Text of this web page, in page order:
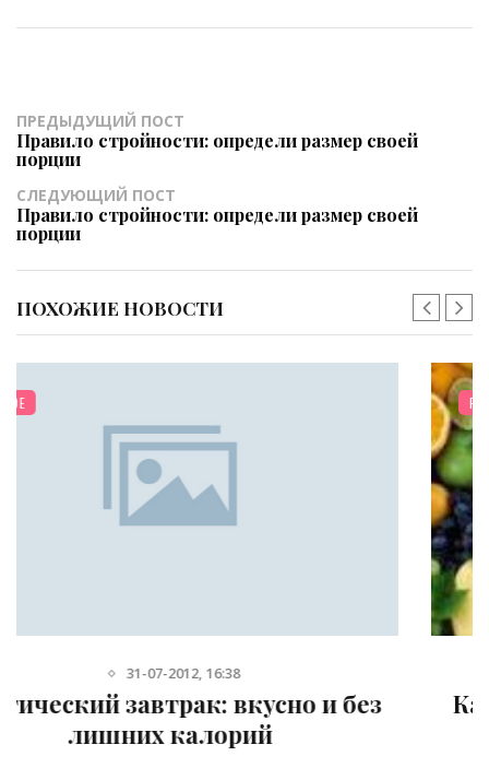
ПРЕДЫДУЩИЙ ПОСТ
Правило стройности: определи размер своей
порции
СЛЕДУЮЩИЙ ПОСТ
Правило стройности: определи размер своей
порции
ПОХОЖИЕ НОВОСТИ
14-06-2012, 23:21
Как важно есть здоровый завтрак
каждое утро